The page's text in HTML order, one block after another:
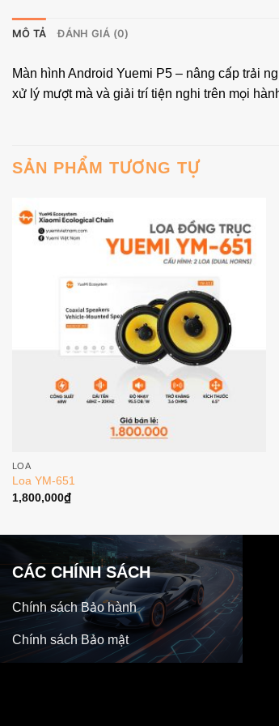
MÔ TẢ ĐÁNH GIÁ (0)
Màn hình Android Yuemi P5 – nâng cấp trải
xử lý mượt mà và giải trí tiện nghi trên mọi
SẢN PHẨM TƯƠNG TỰ
LOA
Loa YM-651
1,800,000₫
CÁC CHÍNH SÁCH
Chính sách Bảo hành
Chính sách Bảo mật